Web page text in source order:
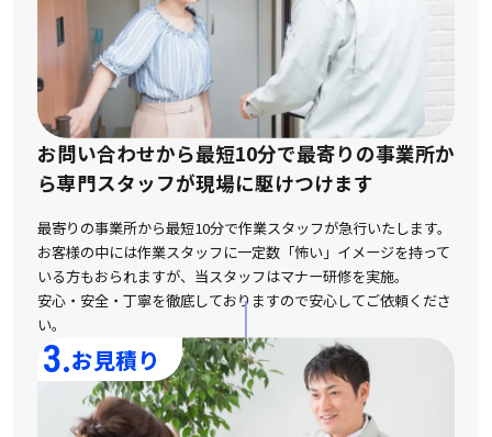
お問い合わせから最短10分で最寄りの事業所か
ら専門スタッフが現場に駆けつけます
最寄りの事業所から最短10分で作業スタッフが急行いたします。
お客様の中には作業スタッフに一定数「怖い」イメージを持って
いる方もおられますが、 当スタッフはマナー研修を実施。
安心・安全・丁寧を徹底しておりますので安心してご依頼くださ
い。
3.お見積り